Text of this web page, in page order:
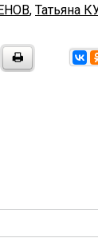
, Татьяна